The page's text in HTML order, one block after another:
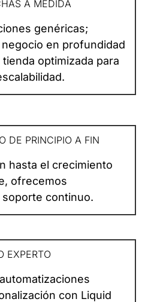
A MEDIDA
genéricas;
en profundidad
optimizada para
DE PRINCIPIO A FIN
hasta el crecimiento
ofrecemos
continuo.
EXPERTO
con Liquid